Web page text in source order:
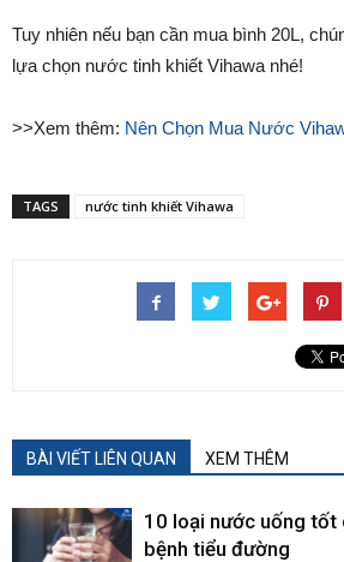
Tuy nhiên nếu bạn cần mua bình 20L,
lựa chọn nước tinh khiết Vihawa nhé!
>>Xem thêm: Nên Chọn Mua Nước
TAGS nước tinh khiết Vihawa
BÀI VIẾT LIÊN QUAN XEM THÊM
10 loại nước uống tốt
bệnh tiểu đường